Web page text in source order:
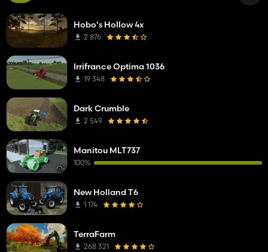
Hobo's Hollow 4x
2 876
Irrifrance Optima 1036
19 348
Dark Crumble
2 549
Manitou MLT737
100%
New Holland T6
1 174
TerraFarm
268 321